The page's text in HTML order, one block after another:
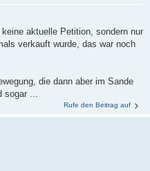
aktuelle Petition, sondern nur
verkauft wurde, das war noch
die dann aber im Sande
...
Rufe den Beitrag auf